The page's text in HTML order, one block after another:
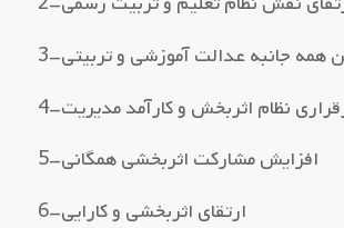
همه جانبه عدالت آموزشی و تربیتی
نظام اثربخش و کارآمد مدیریت
5–افزایش مشارکت اثربخشی همگانی
6–ارتقاي اثربخشی و کارایی